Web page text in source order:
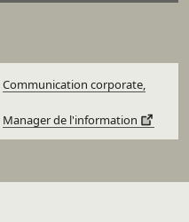
Communication corporate,
Manager de l'information